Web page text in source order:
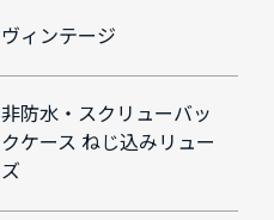
ヴィンテージ
非防水・スクリューバッ
クケース ねじ込みリュー
ズ